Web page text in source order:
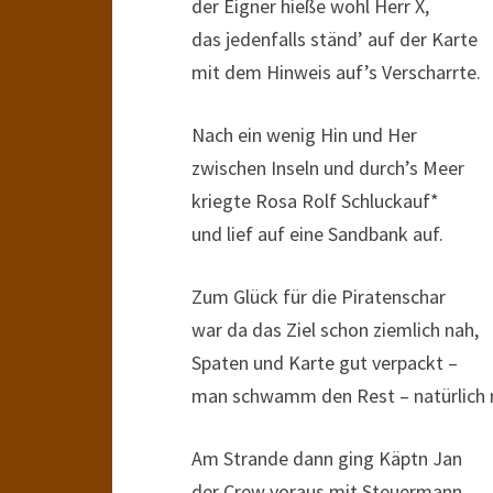
der Eigner hieße wohl Herr X,
das jedenfalls ständ’ auf der Karte
mit dem Hinweis auf’s Verscharrte.
Nach ein wenig Hin und Her
zwischen Inseln und durch’s Meer
kriegte Rosa Rolf Schluckauf*
und lief auf eine Sandbank auf.
Zum Glück für die Piratenschar
war da das Ziel schon ziemlich nah,
Spaten und Karte gut verpackt –
man schwamm den Rest – natürlich
Am Strande dann ging Käptn Jan